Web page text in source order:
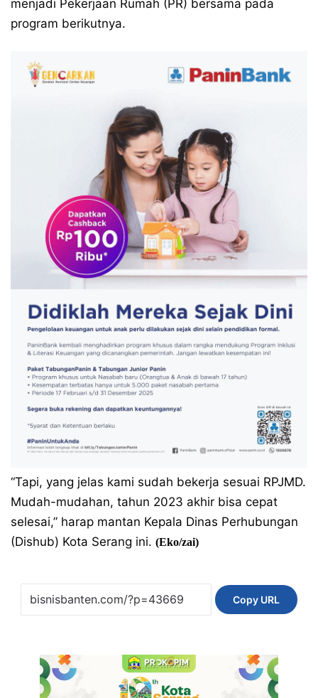
menjadi Pekerjaan Rumah (PR) bersama pada
program berikutnya.
“Tapi, yang jelas kami sudah bekerja sesuai RPJMD.
Mudah-mudahan, tahun 2023 akhir bisa cepat
selesai,” harap mantan Kepala Dinas Perhubungan
(Dishub) Kota Serang ini. (Eko/zai)
Copy URL